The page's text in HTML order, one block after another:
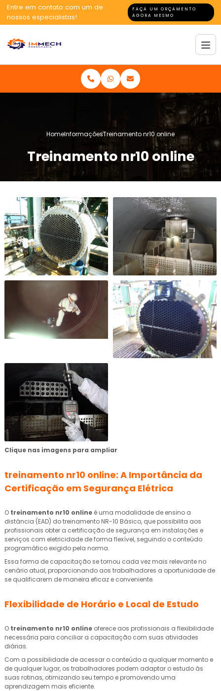
Entre em contato com um de
nossos especialistas!
FAÇA UM ORÇAMENTO
AGORA MESMO
HomeInformaçõesTreinamento nr10 online
Treinamento nr10 online
Clique nas imagens para ampliar
treinamento nr10 online: A Importância da
Certificação em Segurança Elétrica
O treinamento nr10 online é uma modalidade de ensino a
distância (EAD) do treinamento NR-10 Básico, que possibilita aos
profissionais obter a certificação de segurança em instalações e
serviços com eletricidade de forma flexível, seguindo o conteúdo
programático exigido pela norma.
Essa forma de capacitação se tornou cada vez mais relevante no
cenário atual, proporcionando aos trabalhadores a oportunidade de
se qualificarem de maneira eficaz e conveniente.
Flexibilidade de Horário e Local de Estudo
O treinamento nr10 online oferece aos profissionais a flexibilidade
necessária para conciliar a capacitação com suas atividades
diárias.
Com a possibilidade de acessar o conteúdo a qualquer momento e
de qualquer lugar, os trabalhadores podem adaptar o estudo às
suas rotinas, otimizando seu tempo e promovendo uma
aprendizagem mais eficiente.